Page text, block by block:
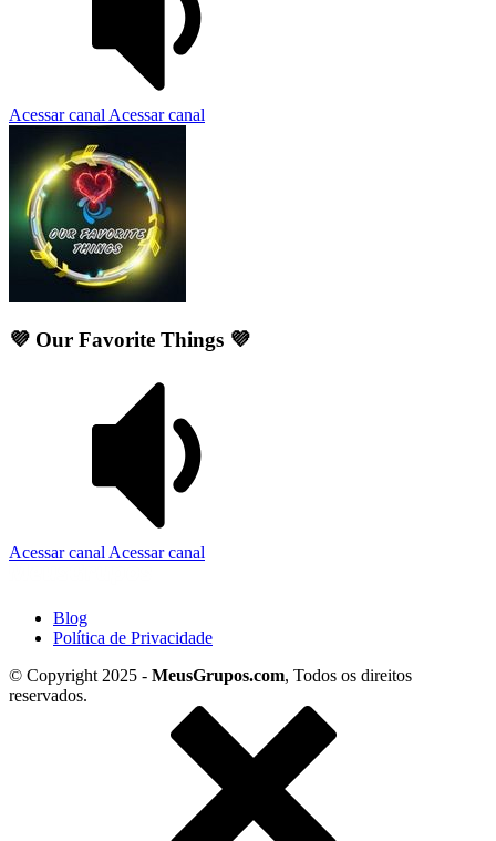
Acessar canal Acessar canal
💜 Our Favorite Things 💜
Acessar canal Acessar canal
Blog
Política de Privacidade
© Copyright 2025 - MeusGrupos.com, Todos os direitos
reservados.